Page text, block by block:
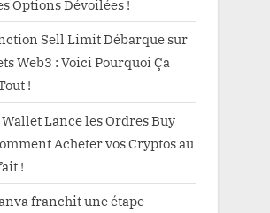
Options Dévoilées !
Sell Limit Débarque sur
Web3 : Voici Pourquoi Ça
!
Lance les Ordres Buy
Acheter vos Cryptos au
!
franchit une étape